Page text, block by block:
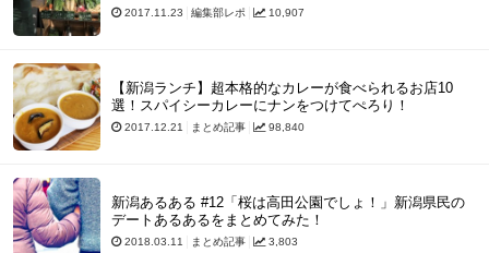
2017.11.23 編集部レポ 10,907
【新潟ランチ】超本格的なカレーが食べられるお店10
選！スパイシーカレーにナンをつけてぺろり！
2017.12.21 まとめ記事 98,840
新潟あるある #12「桜は高田公園でしょ！」新潟県民の
デートあるあるをまとめてみた！
2018.03.11 まとめ記事 3,803